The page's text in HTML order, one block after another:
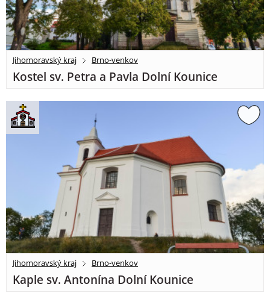
Jihomoravský kraj Brno-venkov
Kostel sv. Petra a Pavla Dolní Kounice
Jihomoravský kraj Brno-venkov
Kaple sv. Antonína Dolní Kounice